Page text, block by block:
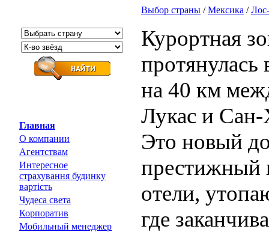
Главная
О компании
Агентствам
Интересное
страхування будинку
вартість
Чудеса света
Корпоратив
Мобильный менеджер
Выбор страны /Мексика /
Курортная
протянулась
на 40 км
Лукас и
Это новый
престижный
отели,
где